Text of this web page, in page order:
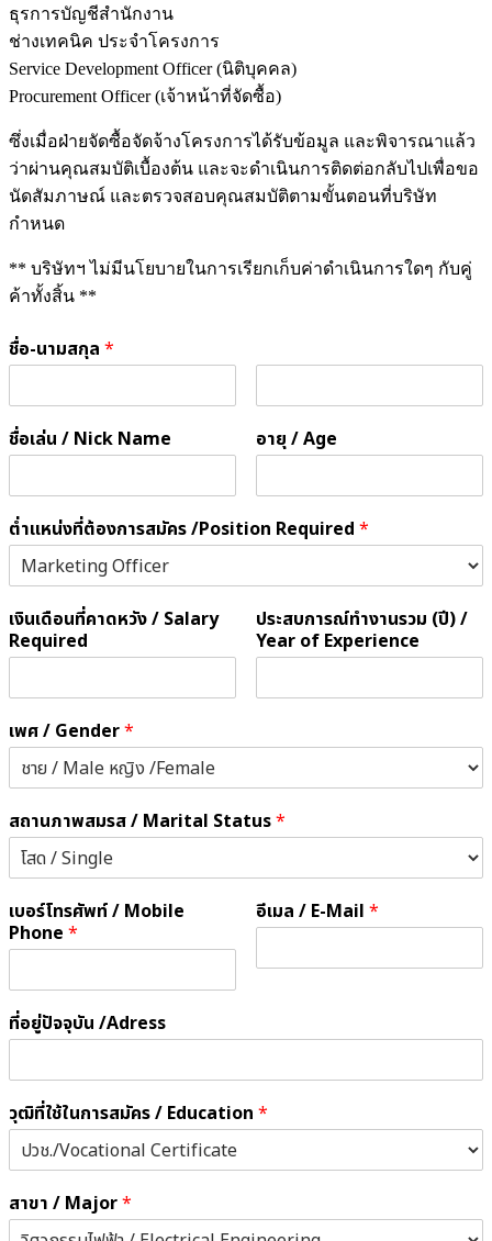
ธุรการบัญชีสำนักงาน
ช่างเทคนิค ประจำโครงการ
Service Development Officer (นิติบุคคล)
Procurement Officer (เจ้าหน้าที่จัดซื้อ)
ซึ่งเมื่อฝ่ายจัดซื้อจัดจ้างโครงการได้รับข้อมูล และพิจารณาแล้ว
ว่าผ่านคุณสมบัติเบื้องต้น และจะดำเนินการติดต่อกลับไปเพื่อขอ
นัดสัมภาษณ์ และตรวจสอบคุณสมบัติตามขั้นตอนที่บริษัท
กำหนด
** บริษัทฯ ไม่มีนโยบายในการเรียกเก็บค่าดำเนินการใดๆ กับคู่
ค้าทั้งสิ้น **
ชื่อ-นามสกุล *
ชื่อเล่น / Nick Name อายุ / Age
ต่ำแหน่งที่ต้องการสมัคร /Position Required *
เงินเดือนที่คาดหวัง / Salary
Required
ประสบการณ์ทำงานรวม (ปี) /
Year of Experience
เพศ / Gender*
สถานภาพสมรส / Marital Status*
เบอร์โทรศัพท์ / Mobile
Phone *
อีเมล / E-Mail *
ที่อยู่ปัจจุบัน /Adress
วุฒิที่ใช้ในการสมัคร / Education *
สาขา / Major*